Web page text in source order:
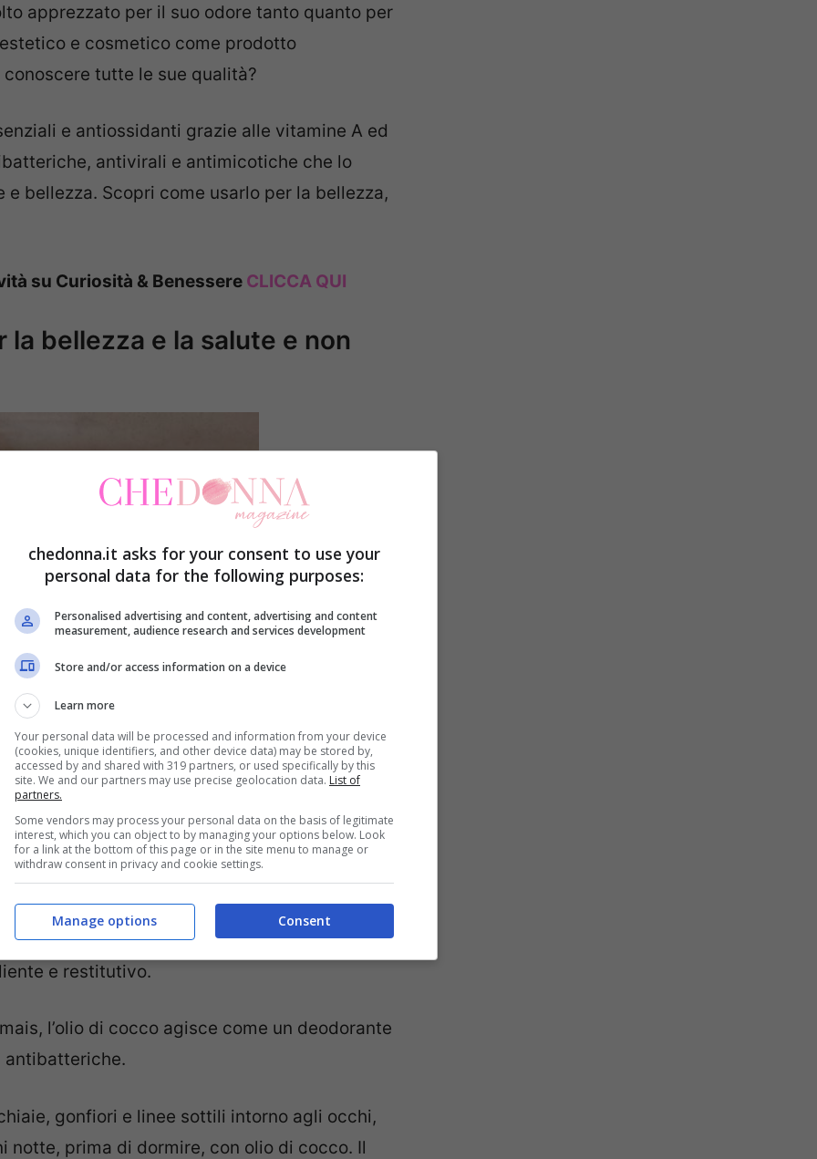
apprezzato per il suo odore tanto quanto per
e cosmetico come prodotto
tutte le sue qualità?
e antiossidanti grazie alle vitamine A ed
antivirali e antimicotiche che lo
bellezza. Scopri come usarlo per la bellezza,
su Curiosità & Benessere CLICCA QUI
bellezza e la salute e non
la rasatura favorisce la guarigione e
ostruire i pori.
labbra screpolate, l’olio di cocco può essere
e restitutivo.
l’olio di cocco agisce come un deodorante
antibatteriche.
gonfiori e linee sottili intorno agli occhi,
notte, prima di dormire, con olio di cocco. Il
chedonna.it asks for your consent to use your
personal data for the following purposes:
Personalised advertising and content, advertising and content
measurement, audience research and services development
Store and/or access information on a device
Learn more
Your personal data will be processed and information from your device
(cookies, unique identifiers, and other device data) may be stored by,
accessed by and shared with 319 partners, or used specifically by this
site. We and our partners may use precise geolocation data. List of
partners.
Some vendors may process your personal data on the basis of legitimate
interest, which you can object to by managing your options below. Look
for a link at the bottom of this page or in the site menu to manage or
withdraw consent in privacy and cookie settings.
Consent
Manage options